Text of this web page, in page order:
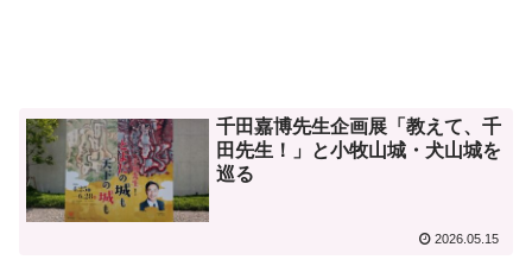
千田嘉博先生企画展「教えて、千
田先生！」と小牧山城・犬山城を
巡る
2026.05.15